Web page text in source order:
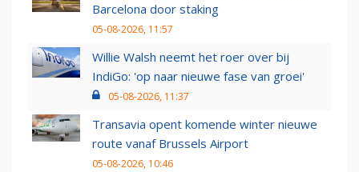
Barcelona door staking
05-08-2026, 11:57
Willie Walsh neemt het roer over bij
IndiGo: 'op naar nieuwe fase van groei'
05-08-2026, 11:37
Transavia opent komende winter nieuwe
route vanaf Brussels Airport
05-08-2026, 10:46